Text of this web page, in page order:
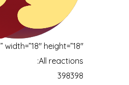
” width=”18″ height=”18″ />
All reactions:
398398